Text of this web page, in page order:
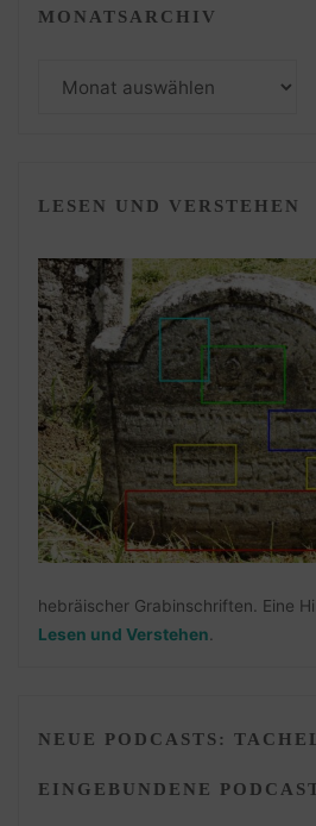
MONATSARCHIV
LESEN UND VERSTEHEN
hebräischer Grabinschriften. Eine
Lesen und Verstehen
NEUE PODCASTS:
EINGEBUNDENE